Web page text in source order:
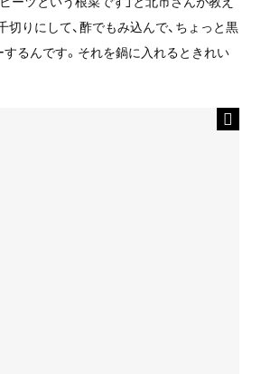
切りにして、酢でもみ込んで、ちょっと黒
るんです。それを鍋に入れるときれい